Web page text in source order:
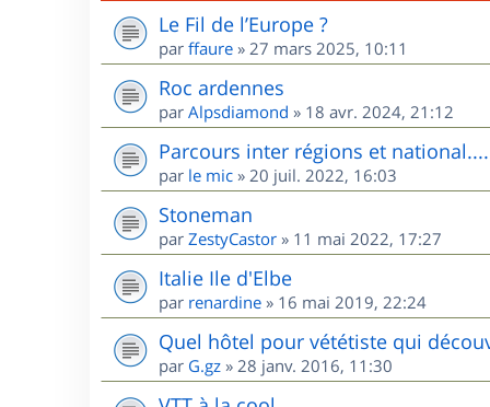
Le Fil de l’Europe ?
par ffaure » 27 mars 2025, 10:11
Roc ardennes
par Alpsdiamond » 18 avr. 2024, 21:12
Parcours inter régions et national....
par le mic » 20 juil. 2022, 16:03
Stoneman
par ZestyCastor » 11 mai 2022, 17:27
Italie Ile d'Elbe
par renardine » 16 mai 2019, 22:24
Quel hôtel pour vététiste qui
par G.gz » 28 janv. 2016, 11:30